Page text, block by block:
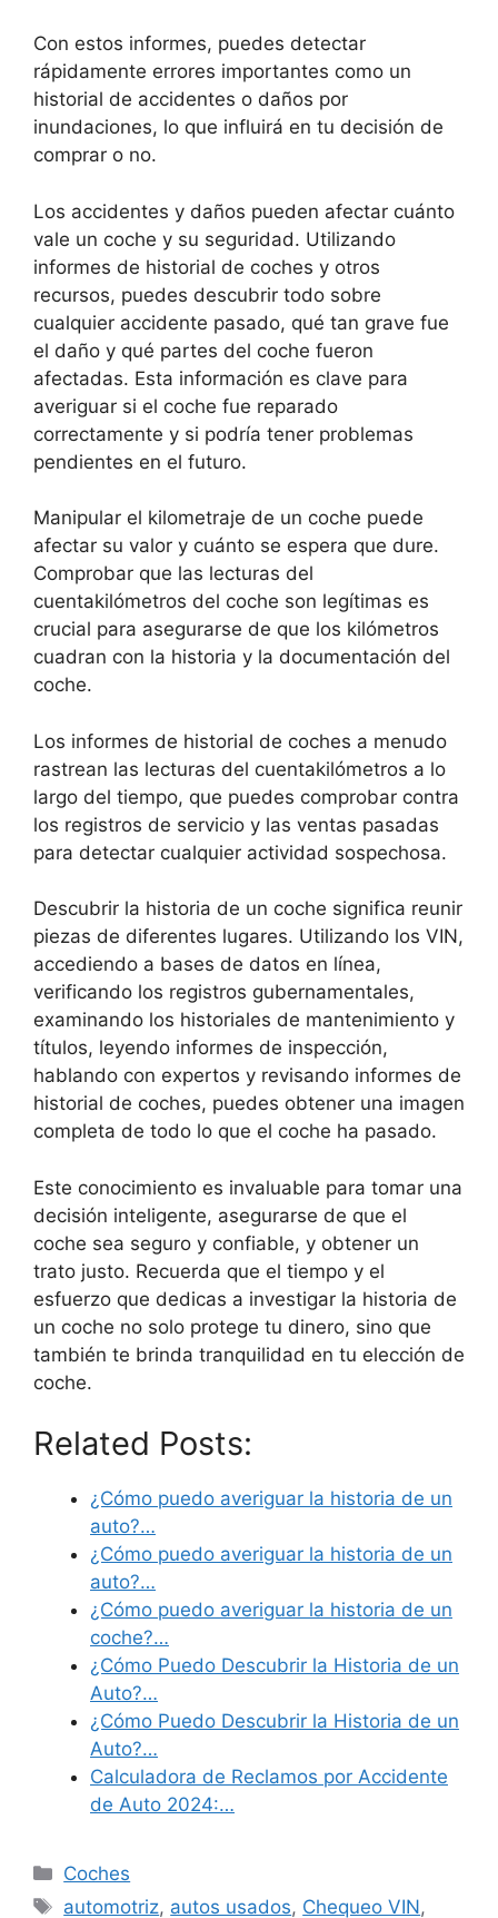
Con estos informes, puedes detectar
rápidamente errores importantes como un
historial de accidentes o daños por
inundaciones, lo que influirá en tu decisión de
comprar o no.
Los accidentes y daños pueden afectar cuánto
vale un coche y su seguridad. Utilizando
informes de historial de coches y otros
recursos, puedes descubrir todo sobre
cualquier accidente pasado, qué tan grave fue
el daño y qué partes del coche fueron
afectadas. Esta información es clave para
averiguar si el coche fue reparado
correctamente y si podría tener problemas
pendientes en el futuro.
Manipular el kilometraje de un coche puede
afectar su valor y cuánto se espera que dure.
Comprobar que las lecturas del
cuentakilómetros del coche son legítimas es
crucial para asegurarse de que los kilómetros
cuadran con la historia y la documentación del
coche.
Los informes de historial de coches a menudo
rastrean las lecturas del cuentakilómetros a lo
largo del tiempo, que puedes comprobar contra
los registros de servicio y las ventas pasadas
para detectar cualquier actividad sospechosa.
Descubrir la historia de un coche significa reunir
piezas de diferentes lugares. Utilizando los VIN,
accediendo a bases de datos en línea,
verificando los registros gubernamentales,
examinando los historiales de mantenimiento y
títulos, leyendo informes de inspección,
hablando con expertos y revisando informes de
historial de coches, puedes obtener una imagen
completa de todo lo que el coche ha pasado.
Este conocimiento es invaluable para tomar una
decisión inteligente, asegurarse de que el
coche sea seguro y confiable, y obtener un
trato justo. Recuerda que el tiempo y el
esfuerzo que dedicas a investigar la historia de
un coche no solo protege tu dinero, sino que
también te brinda tranquilidad en tu elección de
coche.
Related Posts:
¿Cómo puedo averiguar la historia de un
auto?…
¿Cómo puedo averiguar la historia de un
auto?…
¿Cómo puedo averiguar la historia de un
coche?…
¿Cómo Puedo Descubrir la Historia de un
Auto?…
¿Cómo Puedo Descubrir la Historia de un
Auto?…
Calculadora de Reclamos por Accidente
de Auto 2024:…
Categories
Coches
Tags
automotriz, autos usados, Chequeo VIN,